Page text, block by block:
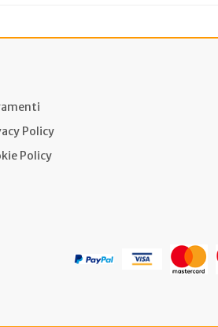
Policy
Policy